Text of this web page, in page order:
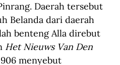
Daerah tersebut
Belanda dari daerah
benteng Alla direbut
Het Nieuws Van Den
menyebut